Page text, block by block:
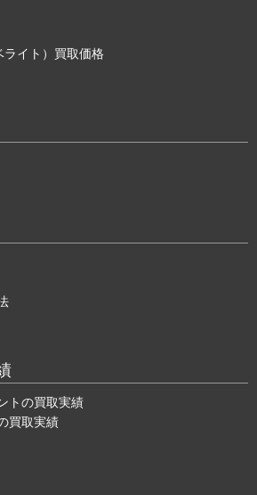
ライト）買取価格
トの買取実績
買取実績